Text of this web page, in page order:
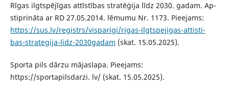
Rīgas ilgtspējīgas attīstības stratēģija līdz 2030. gadam. Ap-
stiprināta ar RD 27.05.2014. lēmumu Nr. 1173. Pieejams:
https://sus.lv/registrs/visparigi/rigas-ilgtspejigas-attisti-
bas-strategija-lidz-2030gadam (skat. 15.05.2025).
Sporta pils dārzu mājaslapa. Pieejams:
https://sportapilsdarzi. lv/ (skat. 15.05.2025).